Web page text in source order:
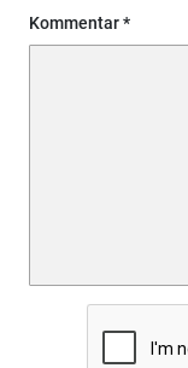
Kommentar